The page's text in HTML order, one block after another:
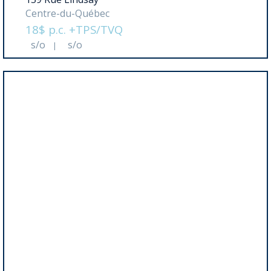
Centre-du-Québec
18$ p.c. +TPS/TVQ
s/o | s/o